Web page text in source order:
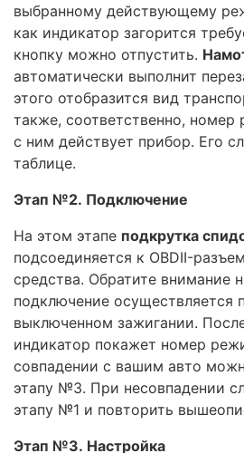
выбранному действующему
как индикатор загорится
кнопку можно отпустить.
автоматически выполнит
этого отобразится вид
также, соответственно,
с ним действует прибор. Его
таблице.
Этап №2. Подключение
На этом этапе подкрутка
подсоединяется к OBDII-
средства. Обратите внимание
подключение осуществляется
выключенном зажигании.
индикатор покажет номер
совпадении с вашим авто
этапу №3. При несовпадении
этапу №1 и повторить
Этап №3. Настройка